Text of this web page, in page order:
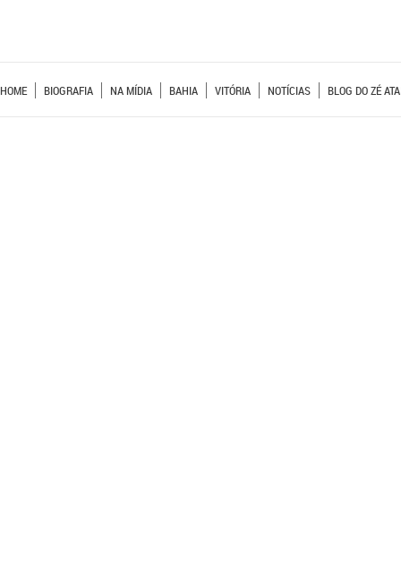
HOME BIOGRAFIA NA MÍDIA BAHIA VITÓRIA NOTÍCIAS BLOG DO ZÉ